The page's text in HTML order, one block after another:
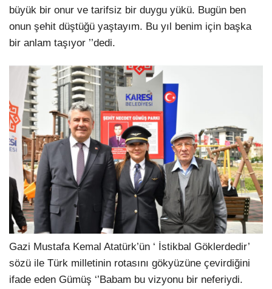
büyük bir onur ve tarifsiz bir duygu yükü. Bugün ben
onun şehit düştüğü yaştayım. Bu yıl benim için başka
bir anlam taşıyor ’’dedi.
Gazi Mustafa Kemal Atatürk’ün ‘ İstikbal Göklerdedir’
sözü ile Türk milletinin rotasını gökyüzüne çevirdiğini
ifade eden Gümüş ‘’Babam bu vizyonu bir neferiydi.